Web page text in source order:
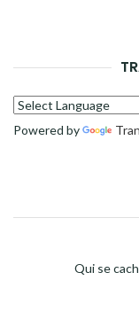
Powered by
Qui se